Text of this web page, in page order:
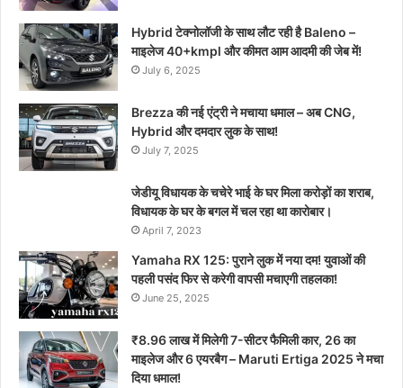
Hybrid टेक्नोलॉजी के साथ लौट रही है Baleno –
माइलेज 40+kmpl और कीमत आम आदमी की जेब में!
July 6, 2025
Brezza की नई एंट्री ने मचाया धमाल – अब CNG,
Hybrid और दमदार लुक के साथ!
July 7, 2025
जेडीयू विधायक के चचेरे भाई के घर मिला करोड़ों का शराब,
विधायक के घर के बगल में चल रहा था कारोबार।
April 7, 2023
Yamaha RX 125: पुराने लुक में नया दम! युवाओं की
पहली पसंद फिर से करेगी वापसी मचाएगी तहलका!
June 25, 2025
₹8.96 लाख में मिलेगी 7-सीटर फैमिली कार, 26 का
माइलेज और 6 एयरबैग – Maruti Ertiga 2025 ने मचा
दिया धमाल!